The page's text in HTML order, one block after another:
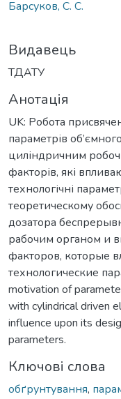
Барсуков, С. С.
Видавець
ТДАТУ
Анотація
UK: Робота
параметрів
циліндричним
факторів, які
технологічні
теоретическому
дозатора
рабочим органом и
факторов, которые
технологические
motivation of
with cylindrical driven
influence upon its
parameters.
Ключові слова
обґрунтування,